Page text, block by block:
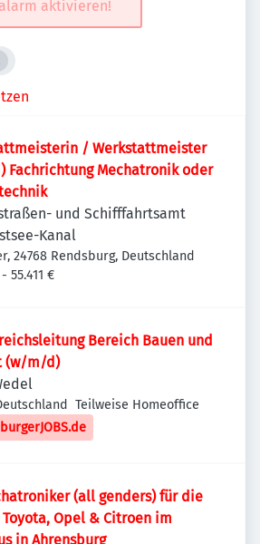
aktivieren!
/ Werkstattmeister
Fachrichtung Mechatronik oder
und Schifffahrtsamt
Kanal
24768 Rendsburg, Deutschland
55.411 €
Bereich Bauen und
(w/m/d)
Teilweise Homeoffice
(all genders) für die
Toyota, Opel & Citroen im
in Ahrensburg